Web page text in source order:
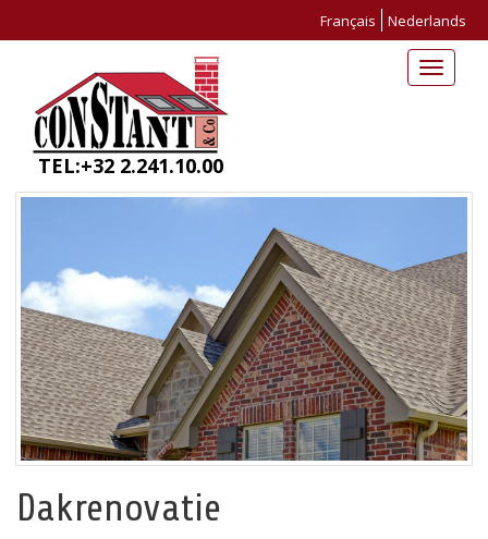
Français Nederlands
Toggle
TEL:+32 2.241.10.00
Dakrenovatie